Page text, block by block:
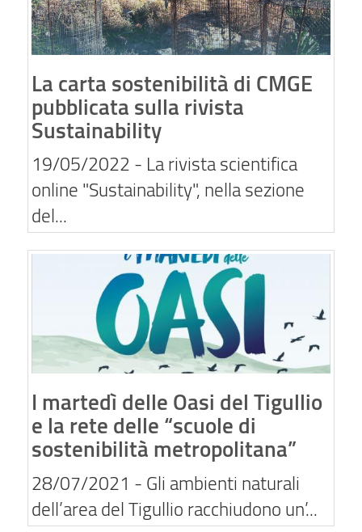
La carta sostenibilità di CMGE
pubblicata sulla rivista
Sustainability
19/05/2022 - La rivista scientifica
online "Sustainability", nella sezione
del...
I martedì delle Oasi del Tigullio
e la rete delle “scuole di
sostenibilità metropolitana”
28/07/2021 - Gli ambienti naturali
dell’area del Tigullio racchiudono un’...